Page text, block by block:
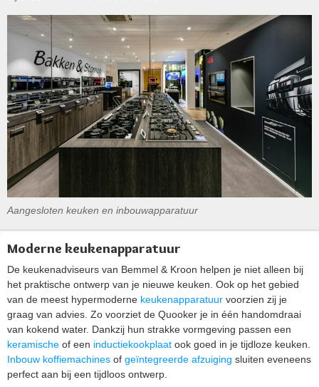
Aangesloten keuken en inbouwapparatuur
Moderne keukenapparatuur
De keukenadviseurs van Bemmel & Kroon helpen je niet alleen bij
het praktische ontwerp van je nieuwe keuken. Ook op het gebied
van de meest hypermoderne keukenapparatuur voorzien zij je
graag van advies. Zo voorziet de Quooker je in één handomdraai
van kokend water. Dankzij hun strakke vormgeving passen een
keramische of een inductiekookplaat ook goed in je tijdloze keuken.
Inbouw koffiemachines of geïntegreerde afzuiging sluiten eveneens
perfect aan bij een tijdloos ontwerp.